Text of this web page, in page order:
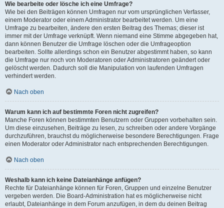
Wie bearbeite oder lösche ich eine Umfrage?
Wie bei den Beiträgen können Umfragen nur vom ursprünglichen Verfasser,
einem Moderator oder einem Administrator bearbeitet werden. Um eine
Umfrage zu bearbeiten, ändere den ersten Beitrag des Themas; dieser ist
immer mit der Umfrage verknüpft. Wenn niemand eine Stimme abgegeben hat,
dann können Benutzer die Umfrage löschen oder die Umfrageoption
bearbeiten. Sollte allerdings schon ein Benutzer abgestimmt haben, so kann
die Umfrage nur noch von Moderatoren oder Administratoren geändert oder
gelöscht werden. Dadurch soll die Manipulation von laufenden Umfragen
verhindert werden.
Nach oben
Warum kann ich auf bestimmte Foren nicht zugreifen?
Manche Foren können bestimmten Benutzern oder Gruppen vorbehalten sein.
Um diese einzusehen, Beiträge zu lesen, zu schreiben oder andere Vorgänge
durchzuführen, brauchst du möglicherweise besondere Berechtigungen. Frage
einen Moderator oder Administrator nach entsprechenden Berechtigungen.
Nach oben
Weshalb kann ich keine Dateianhänge anfügen?
Rechte für Dateianhänge können für Foren, Gruppen und einzelne Benutzer
vergeben werden. Die Board-Administration hat es möglicherweise nicht
erlaubt, Dateianhänge in dem Forum anzufügen, in dem du deinen Beitrag